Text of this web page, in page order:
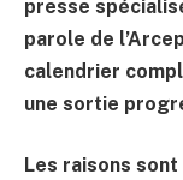
presse
parole de
calendrier
une sortie
Les raisons